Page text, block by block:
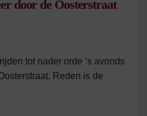
door de Oosterstraat
tot nader orde ‘s avonds
Reden is de